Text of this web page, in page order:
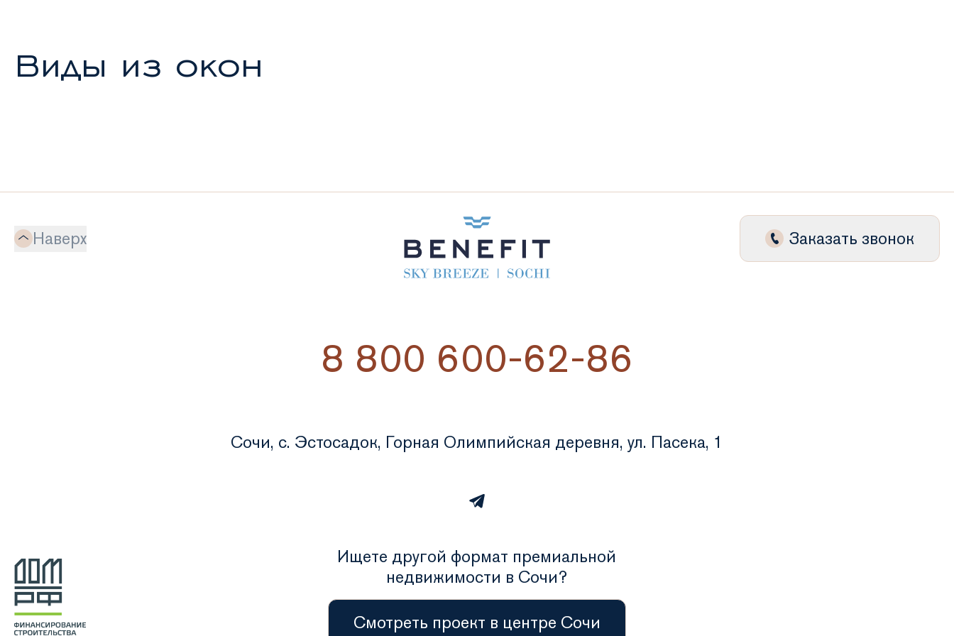
Виды из окон
Наверх Заказать звонок
8 800 600-62-86
Сочи, с. Эстосадок, Горная Олимпийская деревня, ул. Пасека, 1
Ищете другой формат премиальной
недвижимости в Сочи?
Смотреть проект в центре Сочи